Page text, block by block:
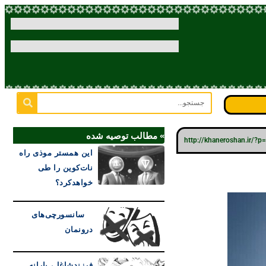
http://khaneroshan.ir/ » مطالب توصیه شده
این همستر موذی راه
نات‌کوین را طی
خواهدکرد؟
سانسورچی‌های
درونمان